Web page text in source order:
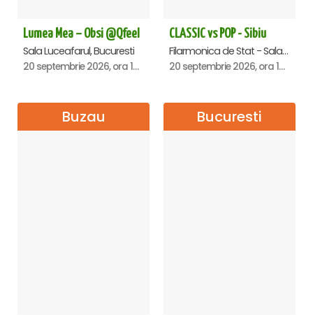
Lumea Mea – Obsi @Qfeel
Sala Luceafarul, Bucuresti
20 septembrie 2026, ora 12:30
CLASSIC vs POP - Sibiu
Filarmonica de Stat - Sala Thalia, Sibiu
20 septembrie 2026, ora 19:00
Buzau Bucuresti